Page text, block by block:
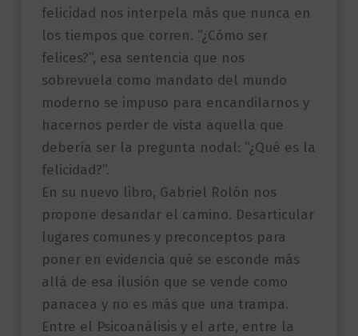
felicidad nos interpela más que nunca en
los tiempos que corren. “¿Cómo ser
felices?”, esa sentencia que nos
sobrevuela como mandato del mundo
moderno se impuso para encandilarnos y
hacernos perder de vista aquella que
debería ser la pregunta nodal: “¿Qué es la
felicidad?”.
En su nuevo libro, Gabriel Rolón nos
propone desandar el camino. Desarticular
lugares comunes y preconceptos para
poner en evidencia qué se esconde más
allá de esa ilusión que se vende como
panacea y no es más que una trampa.
Entre el Psicoanálisis y el arte, entre la